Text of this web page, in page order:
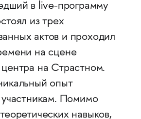
в live-программу
из трех
актов и проходил
на сцене
центра на Страстном.
опыт
Помимо
навыков,